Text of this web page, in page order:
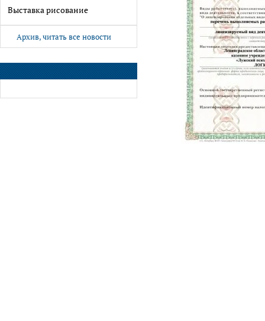
Выставка рисование
Архив, читать все новости